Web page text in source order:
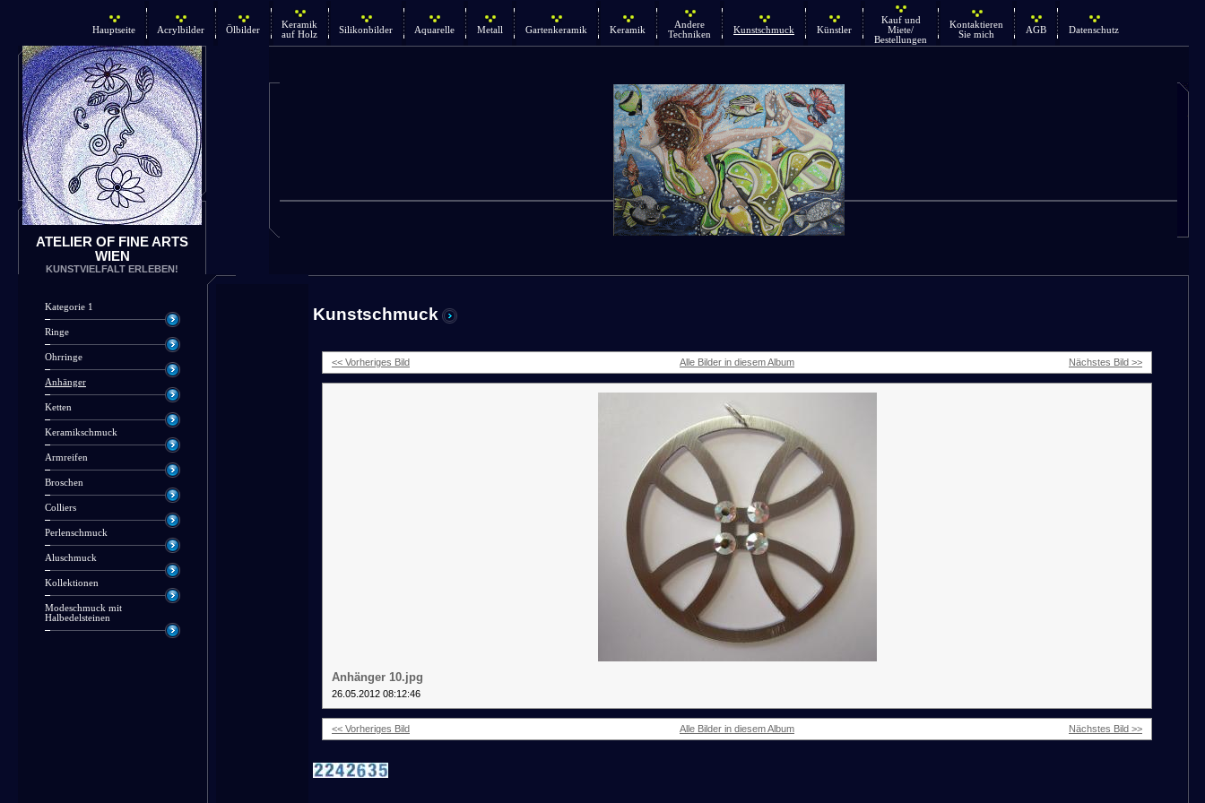
Hauptseite Acrylbilder Ölbilder
Keramik
auf Holz
Silikonbilder Aquarelle Metall Gartenkeramik Keramik
Andere
Techniken
Kunstschmuck Künstler
Kauf und
Miete/
Bestellungen
Kontaktieren
Sie mich
AGB Datenschutz
ATELIER OF FINE ARTS
WIEN
KUNSTVIELFALT ERLEBEN!
Kategorie 1
Ringe
Ohrringe
Anhänger
Ketten
Keramikschmuck
Armreifen
Broschen
Colliers
Perlenschmuck
Aluschmuck
Kollektionen
Modeschmuck mit
Halbedelsteinen
Kunstschmuck
<< Vorheriges Bild Alle Bilder in diesem Album Nächstes Bild >>
Anhänger 10.jpg
26.05.2012 08:12:46
<< Vorheriges Bild Alle Bilder in diesem Album Nächstes Bild >>